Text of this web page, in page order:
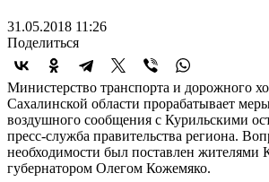
31.05.2018 11:26
Поделиться
Министерство транспорта и дорожного
Сахалинской области прорабатывает
воздушного сообщения с Курильскими
пресс-служба правительства региона.
необходимости был поставлен жителями
губернатором Олегом Кожемяко.